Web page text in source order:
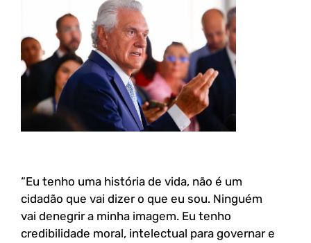
“Eu tenho uma história de vida, não é um
cidadão que vai dizer o que eu sou. Ninguém
vai denegrir a minha imagem. Eu tenho
credibilidade moral, intelectual para governar e